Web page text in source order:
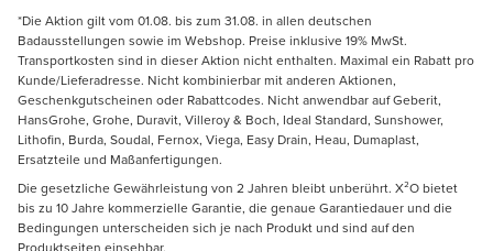
*Die Aktion gilt vom 01.08. bis zum 31.08. in allen deutschen
Badausstellungen sowie im Webshop. Preise inklusive 19% MwSt.
Transportkosten sind in dieser Aktion nicht enthalten. Maximal ein Rabatt pro
Kunde/Lieferadresse. Nicht kombinierbar mit anderen Aktionen,
Geschenkgutscheinen oder Rabattcodes. Nicht anwendbar auf Geberit,
HansGrohe, Grohe, Duravit, Villeroy & Boch, Ideal Standard, Sunshower,
Lithofin, Burda, Soudal, Fernox, Viega, Easy Drain, Heau, Dumaplast,
Ersatzteile und Maßanfertigungen.
Die gesetzliche Gewährleistung von 2 Jahren bleibt unberührt. X²O bietet
bis zu 10 Jahre kommerzielle Garantie, die genaue Garantiedauer und die
Bedingungen unterscheiden sich je nach Produkt und sind auf den